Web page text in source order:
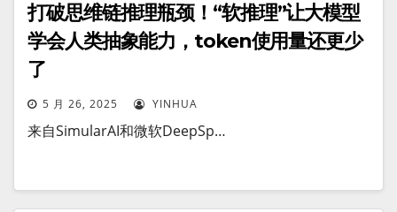
打破思维链推理瓶颈！“软推理”让大模型
学会人类抽象能力，token使用量还更少
了
5 月 26, 2025 YINHUA
来自SimularAI和微软DeepSp…